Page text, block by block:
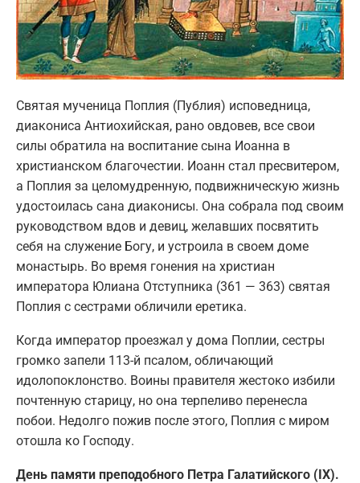
Святая мученица Поплия (Публия) исповедница,
диакониса Антиохийская, рано овдовев, все свои
силы обратила на воспитание сына Иоанна в
христианском благочестии. Иоанн стал пресвитером,
а Поплия за целомудренную, подвижническую жизнь
удостоилась сана диаконисы. Она собрала под своим
руководством вдов и девиц, желавших посвятить
себя на служение Богу, и устроила в своем доме
монастырь. Во время гонения на христиан
императора Юлиана Отступника (361 — 363) святая
Поплия с сестрами обличили еретика.
Когда император проезжал у дома Поплии, сестры
громко запели 113-й псалом, обличающий
идолопоклонство. Воины правителя жестоко избили
почтенную старицу, но она терпеливо перенесла
побои. Недолго пожив после этого, Поплия с миром
отошла ко Господу.
День памяти преподобного Петра Галатийского (IX).